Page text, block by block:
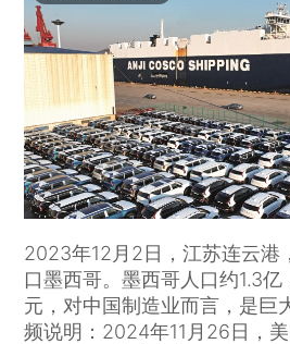
2023年12月2日，江苏连云港
口墨西哥。墨西哥人口约1.3亿
元，对中国制造业而言，是巨
频说明：2024年11月26日，